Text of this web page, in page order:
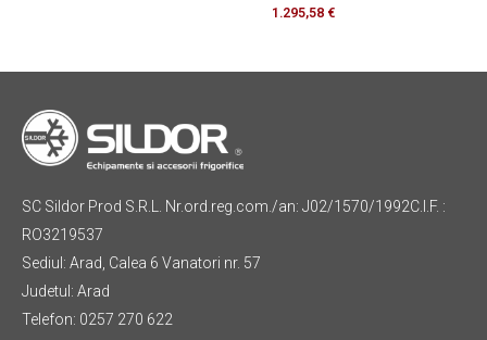
1.295,58 €
SC Sildor Prod S.R.L. Nr.ord.reg.com./an: J02/1570/1992C.I.F. :
RO3219537
Sediul: Arad, Calea 6 Vanatori nr. 57
Judetul: Arad
Telefon: 0257 270 622